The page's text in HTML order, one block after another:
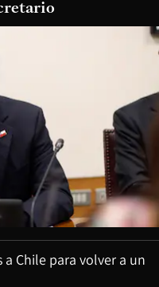
Chile para volver a un